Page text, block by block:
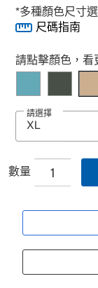
*多種顏色尺寸
尺碼指南
Select product
請點擊顏色，看
請選擇
數量